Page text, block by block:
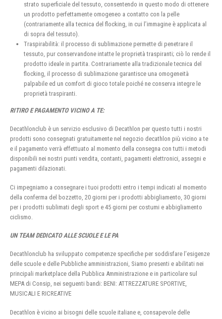
strato superficiale del tessuto, consentendo in questo modo di ottenere
un prodotto perfettamente omogeneo a contatto con la pelle
(contrariamente alla tecnica del flocking, in cui l’immagine è applicata al
di sopra del tessuto).
Traspirabilità: il processo di sublimazione permette di penetrare il
tessuto, pur conservandone intatte le proprietà traspiranti; ciò lo rende il
prodotto ideale in partita. Contrariamente alla tradizionale tecnica del
flocking, il processo di sublimazione garantisce una omogeneità
palpabile ed un comfort di gioco totale poiché ne conserva integre le
proprietà traspiranti.
RITIRO E PAGAMENTO VICINO A TE:
Decathlonclub è un servizio esclusivo di Decathlon per questo tutti i nostri
prodotti sono consegnati gratuitamente nel negozio decathlon più vicino a te
e il pagamento verrà effettuato al momento della consegna con tutti i metodi
disponibili nei nostri punti vendita, contanti, pagamenti elettronici, assegni e
pagamenti dilazionati.
Ci impegniamo a consegnare i tuoi prodotti entro i tempi indicati al momento
della conferma del bozzetto, 20 giorni per i prodotti abbigliamento, 30 giorni
per i prodotti sublimati degli sport e 45 giorni per costumi e abbigliamento
ciclismo.
UN TEAM DEDICATO ALLE SCUOLE E LE PA
Decathlonclub ha sviluppato competenze specifiche per soddisfare l’esigenze
delle scuole e delle Pubbliche amministrazioni, Siamo presenti e abilitati nei
principali marketplace della Pubblica Amministrazione e in particolare sul
MEPA di Consip, nei seguenti bandi: BENI: ATTREZZATURE SPORTIVE,
MUSICALI E RICREATIVE
Decathlon è vicino ai bisogni delle scuole italiane e, consapevole delle